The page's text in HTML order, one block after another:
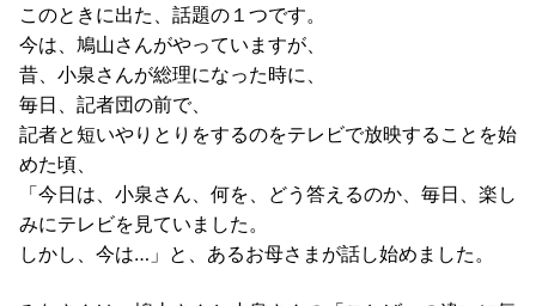
このときに出た、話題の１つです。
今は、鳩山さんがやっていますが、
昔、小泉さんが総理になった時に、
毎日、記者団の前で、
記者と短いやりとりをするのをテレビで放映することを始
めた頃、
「今日は、小泉さん、何を、どう答えるのか、毎日、楽し
みにテレビを見ていました。
しかし、今は…」と、あるお母さまが話し始めました。